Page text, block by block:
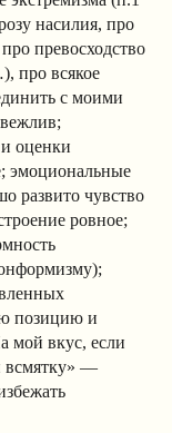
насилия, про
превосходство
про всякое
с моими
оценки
эмоциональные
развито чувство
ровное;
позицию и
мой вкус, если
всмятку» —